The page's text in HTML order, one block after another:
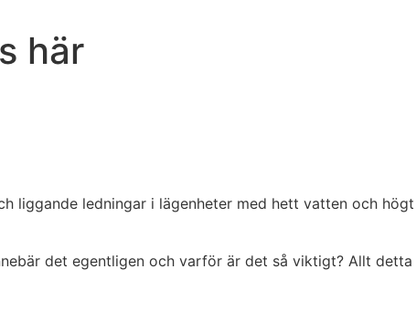
här
liggande ledningar i lägenheter med hett vatten och högt
det egentligen och varför är det så viktigt? Allt detta